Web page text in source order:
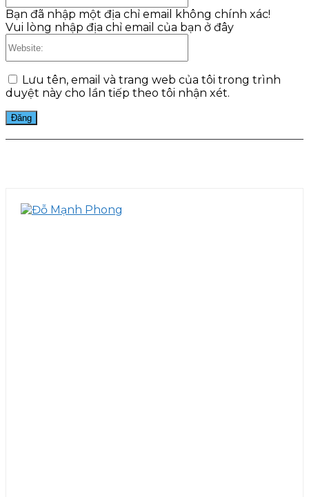
Bạn đã nhập một địa chỉ email không chính xác!
Vui lòng nhập địa chỉ email của bạn ở đây
Lưu tên, email và trang web của tôi trong trình
duyệt này cho lần tiếp theo tôi nhận xét.